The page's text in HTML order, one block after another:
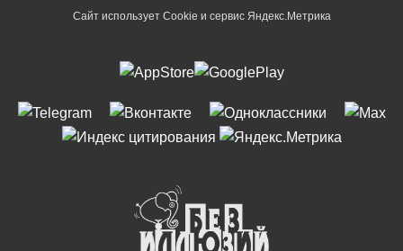
Сайт использует Cookie и сервиc Яндекс.Метрика